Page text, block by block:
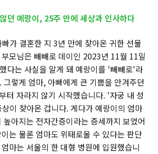
던 예랑이, 25주 만에 세상과 인사하다
가 결혼한 지 3년 만에 찾아온 귀한 선물
모님은 빼빼로 데이인 2023년 11월 11일
다는 사실을 알게 돼 예랑이를 '빼빼로'라
그렇게 엄마, 아빠에게 큰 기쁨을 안겨주던
터 자라지 않기 시작했습니다. '자궁 내 성
이 찾아온 겁니다. 게다가 예랑이의 엄마
아지는 전자간증이라는 증세까지 보였어
는 물론 엄마도 위태로울 수 있다는 판단
마는 서울의 한 대형 병원에 입원했습니